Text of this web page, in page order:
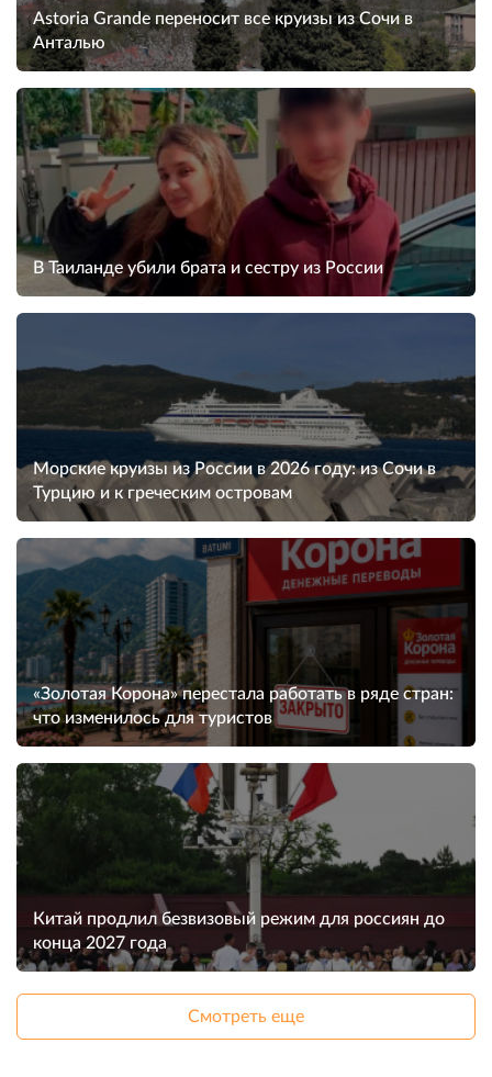
Astoria Grande переносит все круизы из Сочи в
Анталью
В Таиланде убили брата и сестру из России
Морские круизы из России в 2026 году: из Сочи в
Турцию и к греческим островам
«Золотая Корона» перестала работать в ряде стран:
что изменилось для туристов
Китай продлил безвизовый режим для россиян до
конца 2027 года
Смотреть еще